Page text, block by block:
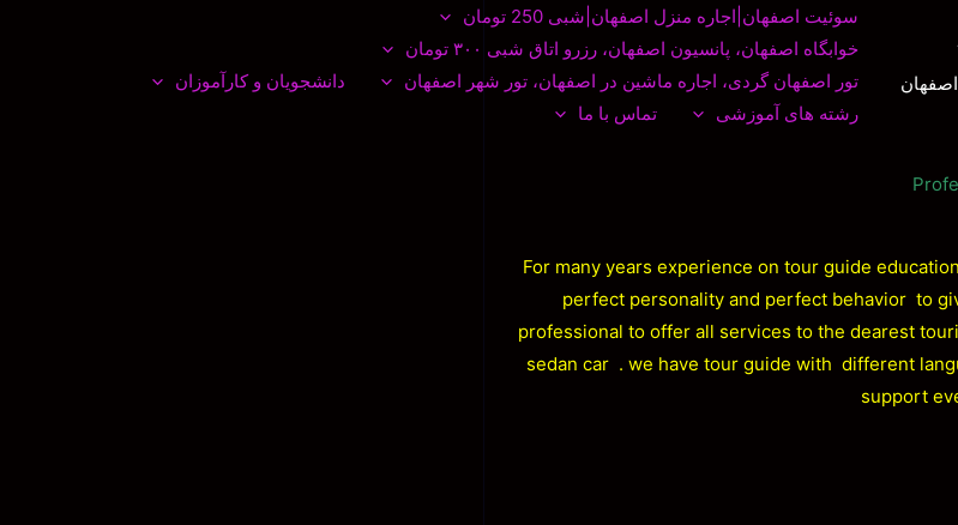
سوئیت اصفهان|اجاره منزل اصفهان|شبی 250 تومان
خوابگاه اصفهان، پانسیون اصفهان، رزرو اتاق شبی ۳۰۰ تومان
تور اصفهان گردی، اجاره ماشین در اصفهان، تور شهر اصفهان
دانشجویان و کارآموزان
رشته های آموزشی
تماس با ما
For many years experience on tour guide
perfect personality and perfect behavior to
professional to offer all services to the dearest
sedan car . we have tour guide with different
support